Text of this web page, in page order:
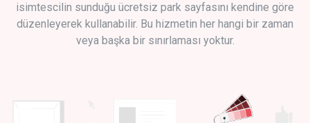
isimtescilin sunduğu ücretsiz park sayfasını kendine göre
düzenleyerek kullanabilir. Bu hizmetin her hangi bir zaman
veya başka bir sınırlaması yoktur.